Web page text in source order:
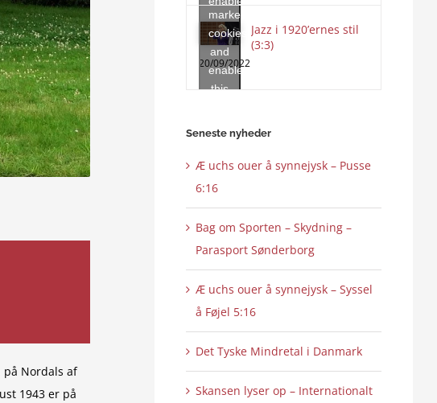
på Nordals af
1943 er på
this
content
marketing
cookies
and
enable
this
Jazz i 1920’ernes stil
(3:3)
20/09/2022
Seneste nyheder
Æ uchs ouer å synnejysk – Pusse
6:16
Bag om Sporten – Skydning –
Parasport Sønderborg
Æ uchs ouer å synnejysk – Syssel
å Føjel 5:16
Det Tyske Mindretal i Danmark
Skansen lyser op – Internationalt